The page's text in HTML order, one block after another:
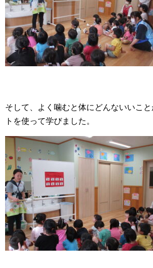
そして、よく噛むと体にどんないいこ
トを使って学びました。